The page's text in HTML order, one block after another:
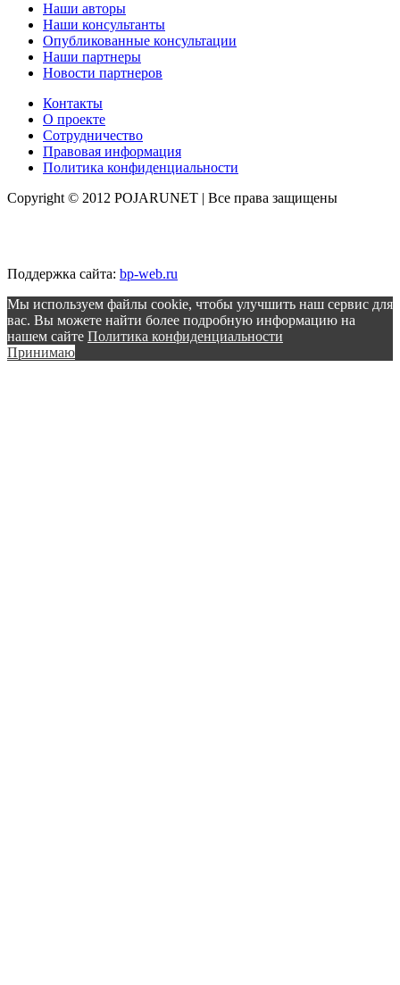
Наши авторы
Наши консультанты
Опубликованные консультации
Наши партнеры
Новости партнеров
Контакты
О проекте
Сотрудничество
Правовая информация
Политика конфиденциальности
Copyright © 2012 POJARUNET | Все права защищены
Поддержка сайта: bp-web.ru
Мы используем файлы cookie, чтобы улучшить наш сервис для
вас. Вы можете найти более подробную информацию на
нашем сайте Политика конфиденциальности
Принимаю